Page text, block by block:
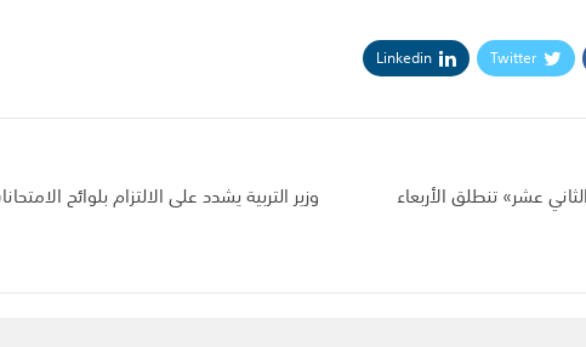
Twitter
Linkedin
عشر» تنطلق الأربعاء وزير التربية يشدد على الالتزام بلوائح